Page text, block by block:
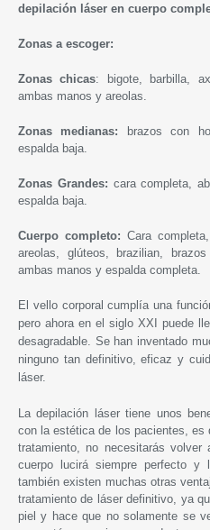
depilación láser en cuerpo
Zonas a escoger:
Zonas chicas: bigote, barbilla,
ambas manos y areolas.
Zonas medianas: brazos con
espalda baja.
Zonas Grandes: cara completa,
espalda baja.
Cuerpo completo: Cara
areolas, glúteos, brazilian,
ambas manos y espalda completa.
El vello corporal cumplía una
pero ahora en el siglo XXI puede
desagradable. Se han inventado
ninguno tan definitivo, eficaz y
láser.
La depilación láser tiene unos
con la estética de los pacientes, es
tratamiento, no necesitarás
cuerpo lucirá siempre perfecto
también existen muchas otras
tratamiento de láser definitivo, ya
piel y hace que no solamente se